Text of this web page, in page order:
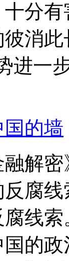
分
消
进一
的墙
解
腐
线
的